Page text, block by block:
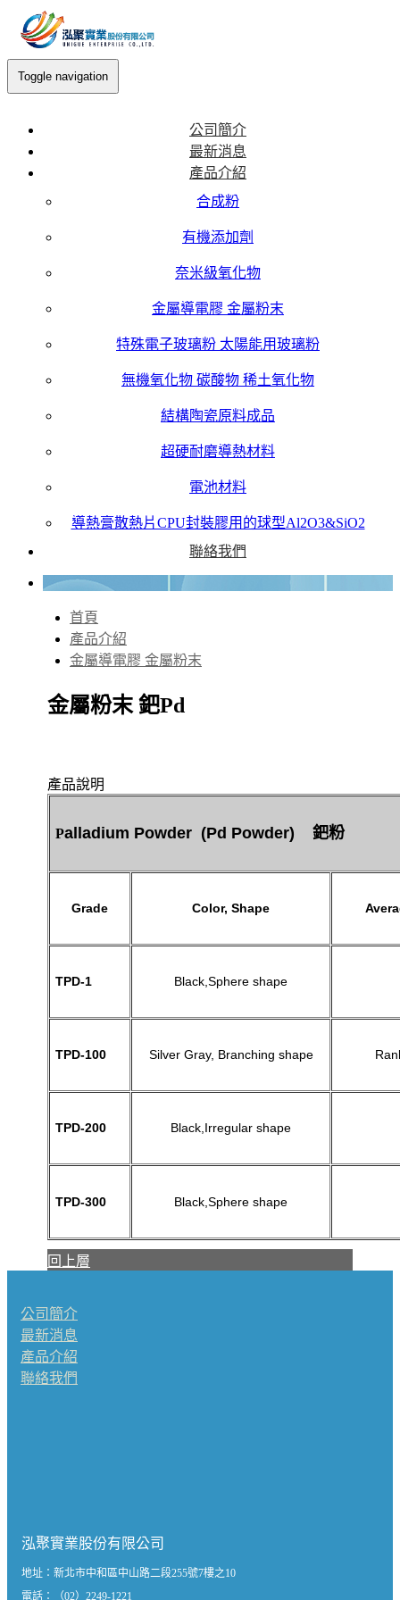
Toggle navigation
公司簡介
最新消息
產品介紹
合成粉
有機添加劑
奈米級氧化物
金屬導電膠 金屬粉末
特殊電子玻璃粉 太陽能用玻璃粉
無機氧化物 碳酸物 稀土氧化物
結構陶瓷原料成品
超硬耐磨導熱材料
電池材料
導熱膏散熱片CPU封裝膠用的球型Al2O3&SiO2
聯絡我們
首頁
產品介紹
金屬導電膠 金屬粉末
金屬粉末 鈀Pd
產品說明
Palladium Powder (Pd Powder) 鈀粉
Grade Color, Shape
TPD-1 Black,Sphere shape
TPD-100 Silver Gray, Branching shape
TPD-200 Black,Irregular shape
TPD-300 Black,Sphere shape
回上層
公司簡介
最新消息
產品介紹
聯絡我們
泓聚實業股份有限公司
地址： 新北市中和區中山路二段255號7樓之10
電話：（02）2249-1221